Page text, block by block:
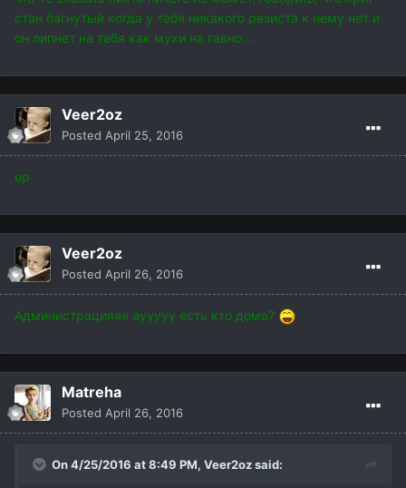
стан багнутый когда у тебя никакого резиста к нему нет и
он липнет на тебя как мухи на гавно...
Veer2oz
Posted April 25, 2016
up
Veer2oz
Posted April 26, 2016
Администрацияяя аууууу есть кто дома?
Matreha
Posted April 26, 2016
On 4/25/2016 at 8:49 PM, Veer2ozsaid: